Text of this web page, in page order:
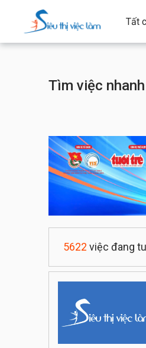
Tất
Tìm việc nhanh
5622 việc đang